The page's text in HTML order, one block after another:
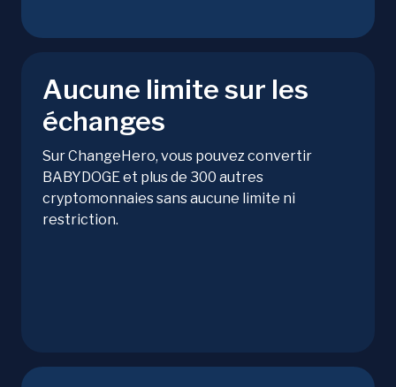
Aucune limite sur les
échanges
Sur ChangeHero, vous pouvez convertir
BABYDOGE et plus de 300 autres
cryptomonnaies sans aucune limite ni
restriction.